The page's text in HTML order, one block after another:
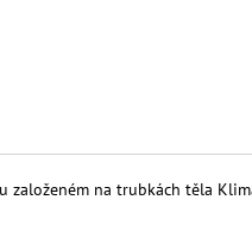
na trubkách těla